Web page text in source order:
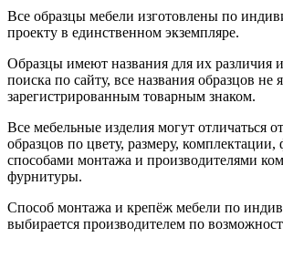
Все образцы мебели изготовлены по
проекту в единственном экземпляре.
Образцы имеют названия для их различия
поиска по сайту, все названия образцов не
зарегистрированным товарным знаком.
Все мебельные изделия могут отличаться
образцов по цвету, размеру,
способами монтажа и производителями
фурнитуры.
Способ монтажа и крепёж мебели по
выбирается производителем по